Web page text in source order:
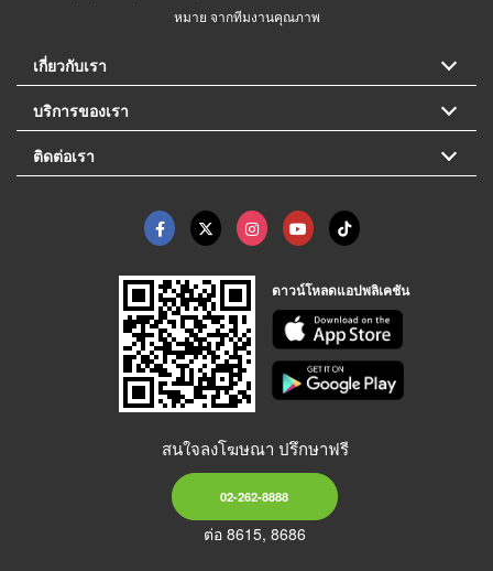
หมาย จากทีมงานคุณภาพ
เกี่ยวกับเรา
บริการของเรา
ติดต่อเรา
ดาวน์โหลดแอปพลิเคชัน
สนใจลงโฆษณา ปรึกษาฟรี
02-262-8888
ต่อ 8615, 8686